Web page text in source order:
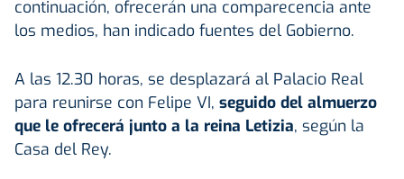
continuación, ofrecerán una comparecencia ante
los medios, han indicado fuentes del Gobierno.
A las 12.30 horas, se desplazará al Palacio Real
para reunirse con Felipe VI, seguido del almuerzo
que le ofrecerá junto a la reina Letizia, según la
Casa del Rey.